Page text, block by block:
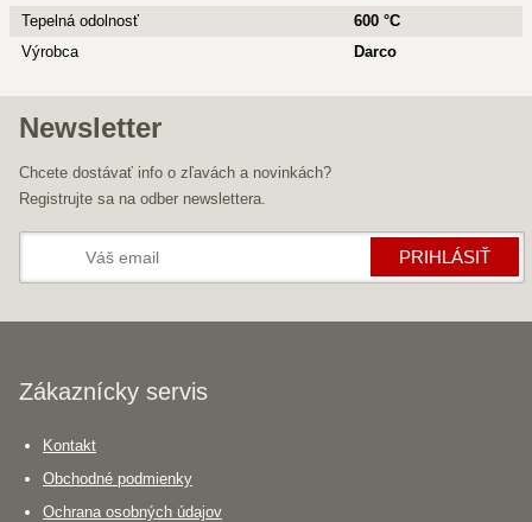
Tepelná odolnosť
600 °C
Výrobca
Darco
Newsletter
Chcete dostávať info o zľavách a novinkách?
Registrujte sa na odber newslettera.
PRIHLÁSIŤ
Zákaznícky servis
Kontakt
Obchodné podmienky
Ochrana osobných údajov